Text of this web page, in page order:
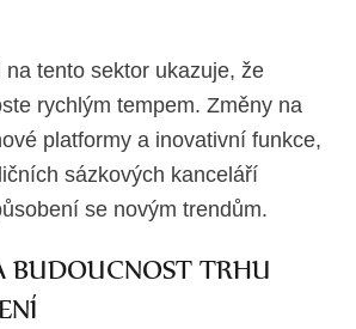
tento sektor ukazuje, že
rychlým tempem. Změny na
platformy a inovativní funkce,
sázkových kanceláří
se novým trendům.
BUDOUCNOST TRHU